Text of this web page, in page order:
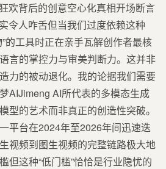
欢背后的创意空心化真相开场断言
令人咋舌但当我们过度依赖这种
的工具时正在亲手瓦解创作者最核
的掌控力与审美判断力。这并非
力的被动退化。我的论据我们需要
AIJimeng AI所代表的多模态生成
型的艺术而非真正的创造性突破。
平台在2024年至2026年间迅速迭
视频到图生视频的完整链路极大地
但这种“低门槛”恰恰是行业隐忧的